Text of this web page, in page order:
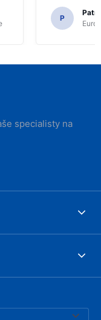
time of
P
specialisty na